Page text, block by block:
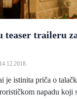
teaser traileru
14.12.2018.
je istinita priča o
napadu koji